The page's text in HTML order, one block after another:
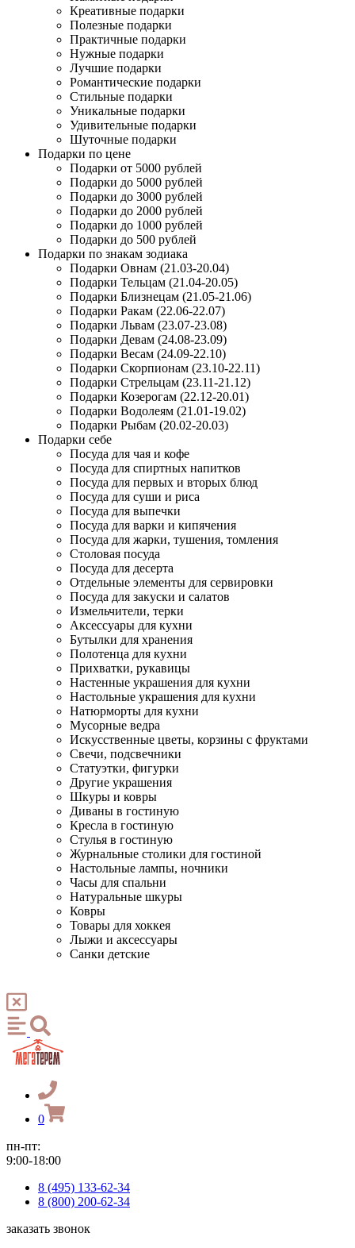
Креативные подарки
Полезные подарки
Практичные подарки
Нужные подарки
Лучшие подарки
Романтические подарки
Стильные подарки
Уникальные подарки
Удивительные подарки
Шуточные подарки
Подарки по цене
Подарки от 5000 рублей
Подарки до 5000 рублей
Подарки до 3000 рублей
Подарки до 2000 рублей
Подарки до 1000 рублей
Подарки до 500 рублей
Подарки по знакам зодиака
Подарки Овнам (21.03-20.04)
Подарки Тельцам (21.04-20.05)
Подарки Близнецам (21.05-21.06)
Подарки Ракам (22.06-22.07)
Подарки Львам (23.07-23.08)
Подарки Девам (24.08-23.09)
Подарки Весам (24.09-22.10)
Подарки Скорпионам (23.10-22.11)
Подарки Стрельцам (23.11-21.12)
Подарки Козерогам (22.12-20.01)
Подарки Водолеям (21.01-19.02)
Подарки Рыбам (20.02-20.03)
Подарки себе
Посуда для чая и кофе
Посуда для спиртных напитков
Посуда для первых и вторых блюд
Посуда для суши и риса
Посуда для выпечки
Посуда для варки и кипячения
Посуда для жарки, тушения, томления
Столовая посуда
Посуда для десерта
Отдельные элементы для сервировки
Посуда для закуски и салатов
Измельчители, терки
Аксессуары для кухни
Бутылки для хранения
Полотенца для кухни
Прихватки, рукавицы
Настенные украшения для кухни
Настольные украшения для кухни
Натюрморты для кухни
Мусорные ведра
Искусственные цветы, корзины с фруктами
Свечи, подсвечники
Статуэтки, фигурки
Другие украшения
Шкуры и ковры
Диваны в гостиную
Кресла в гостиную
Стулья в гостиную
Журнальные столики для гостиной
Настольные лампы, ночники
Часы для спальни
Натуральные шкуры
Ковры
Товары для хоккея
Лыжи и аксессуары
Санки детские
0
пн-пт:
9:00-18:00
8 (495) 133-62-34
8 (800) 200-62-34
заказать звонок